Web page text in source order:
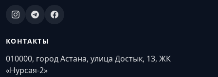
КОНТАКТЫ
010000, город Астана, улица Достык, 13, ЖК
«Нурсая-2»